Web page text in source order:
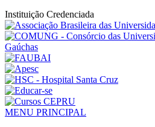
Instituição Credenciada
MENU PRINCIPAL